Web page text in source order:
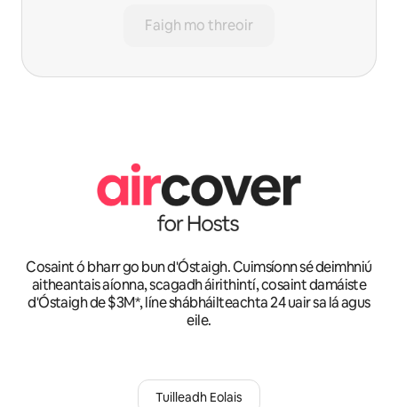
Faigh mo threoir
Cosaint ó bharr go bun d'Óstaigh. Cuimsíonn sé deimhniú
aitheantais aíonna, scagadh áirithintí, cosaint damáiste
d'Óstaigh de $3M*, líne shábháilteachta 24 uair sa lá agus
eile.
Tuilleadh Eolais